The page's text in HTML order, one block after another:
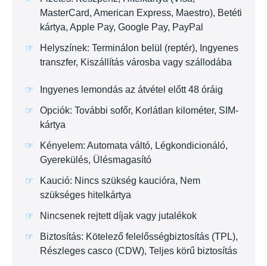
MasterCard, American Express, Maestro), Betéti
kártya, Apple Pay, Google Pay, PayPal
Helyszínek: Terminálon belül (reptér), Ingyenes
transzfer, Kiszállítás városba vagy szállodába
Ingyenes lemondás az átvétel előtt 48 óráig
Opciók: További sofőr, Korlátlan kilométer, SIM-
kártya
Kényelem: Automata váltó, Légkondicionáló,
Gyerekülés, Ülésmagasító
Kaució: Nincs szükség kaucióra, Nem
szükséges hitelkártya
Nincsenek rejtett díjak vagy jutalékok
Biztosítás: Kötelező felelősségbiztosítás (TPL),
Részleges casco (CDW), Teljes körű biztosítás